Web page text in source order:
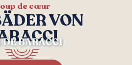
de cœur
VON
BARACCI